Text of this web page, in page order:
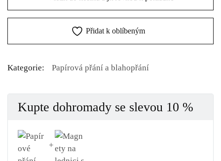
Přidat k oblíbeným
Kategorie: Papírová přání a blahopřání
Kupte dohromady se slevou 10 %